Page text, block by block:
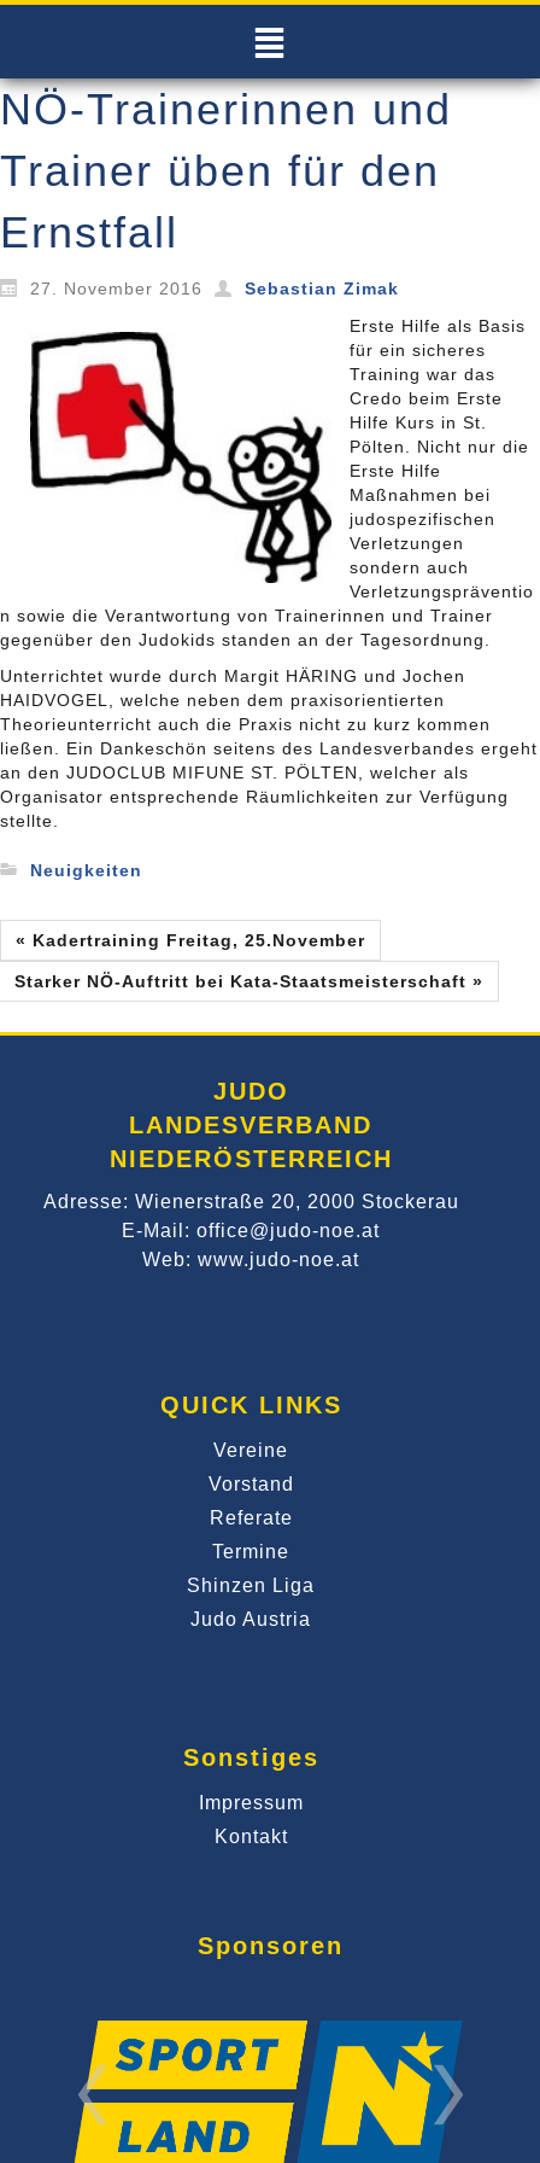
NÖ-Trainerinnen und
Trainer üben für den
Ernstfall
27. November 2016
Sebastian Zimak
Erste Hilfe als Basis
für ein sicheres
Training war das
Credo beim Erste
Hilfe Kurs in St.
Pölten. Nicht nur die
Erste Hilfe
Maßnahmen bei
judospezifischen
Verletzungen
sondern auch
Verletzungspräventio
n sowie die Verantwortung von Trainerinnen und Trainer
gegenüber den Judokids standen an der Tagesordnung.
Unterrichtet wurde durch Margit HÄRING und Jochen
HAIDVOGEL, welche neben dem praxisorientierten
Theorieunterricht auch die Praxis nicht zu kurz kommen
ließen. Ein Dankeschön seitens des Landesverbandes ergeht
an den JUDOCLUB MIFUNE ST. PÖLTEN, welcher als
Organisator entsprechende Räumlichkeiten zur Verfügung
stellte.
Neuigkeiten
« Kadertraining Freitag, 25.November
Starker NÖ-Auftritt bei Kata-Staatsmeisterschaft »
JUDO
LANDESVERBAND
NIEDERÖSTERREICH
Adresse: Wienerstraße 20, 2000 Stockerau
E-Mail: office@judo-noe.at
Web: www.judo-noe.at
QUICK LINKS
Vereine
Vorstand
Referate
Termine
Shinzen Liga
Judo Austria
Sonstiges
Impressum
Kontakt
Sponsoren